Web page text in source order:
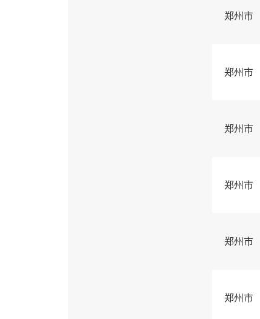
郑州市
郑州市
郑州市
郑州市
郑州市
郑州市